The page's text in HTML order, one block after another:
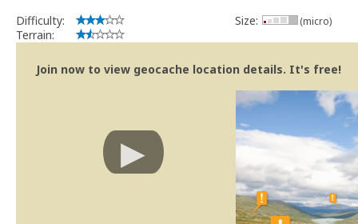
Community Volunteer Reviewer
Centro de Ajuda|Trabalhar com o Revisor
Difficulty:
Terrain:
Size: (micro)
Join now to view geocache location details. It's free!